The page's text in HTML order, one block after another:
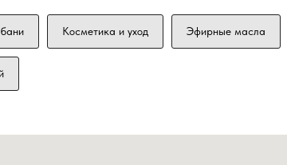
Косметика и уход Эфирные масла